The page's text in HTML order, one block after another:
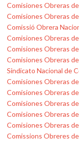
Comisiones Obreras
Comisiones Obreras
Comissió Obrera
Comisiones Obreras
Comisiones Obreras
Comisiones Obreras
Sindicato Nacional de
Comisiones Obreras de
Comisiones Obreras
Comisiones Obreras
Comisiones Obreras
Comisiones Obreras
Comissions Obreres